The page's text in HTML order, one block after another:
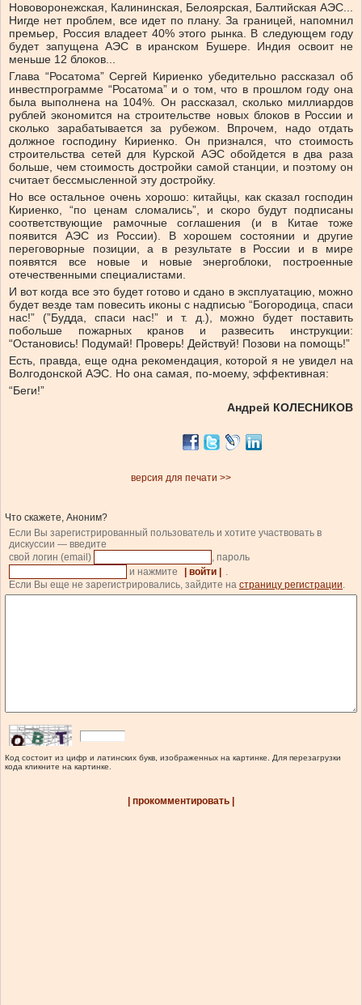
Нововоронежская, Калининская, Белоярская, Балтийская АЭС...
Нигде нет проблем, все идет по плану. За границей, напомнил
премьер, Россия владеет 40% этого рынка. В следующем году
будет запущена АЭС в иранском Бушере. Индия освоит не
меньше 12 блоков...
Глава “Росатома” Сергей Кириенко убедительно рассказал об
инвестпрограмме “Росатома” и о том, что в прошлом году она
была выполнена на 104%. Он рассказал, сколько миллиардов
рублей экономится на строительстве новых блоков в России и
сколько зарабатывается за рубежом. Впрочем, надо отдать
должное господину Кириенко. Он признался, что стоимость
строительства сетей для Курской АЭС обойдется в два раза
больше, чем стоимость достройки самой станции, и поэтому он
считает бессмысленной эту достройку.
Но все остальное очень хорошо: китайцы, как сказал господин
Кириенко, “по ценам сломались”, и скоро будут подписаны
соответствующие рамочные соглашения (и в Китае тоже
появится АЭС из России). В хорошем состоянии и другие
переговорные позиции, а в результате в России и в мире
появятся все новые и новые энергоблоки, построенные
отечественными специалистами.
И вот когда все это будет готово и сдано в эксплуатацию, можно
будет везде там повесить иконы с надписью “Богородица, спаси
нас!” (”Будда, спаси нас!” и т. д.), можно будет поставить
побольше пожарных кранов и развесить инструкции:
“Остановись! Подумай! Проверь! Действуй! Позови на помощь!”
Есть, правда, еще одна рекомендация, которой я не увидел на
Волгодонской АЭС. Но она самая, по-моему, эффективная:
“Беги!”
Андрей КОЛЕСНИКОВ
версия для печати >>
Что скажете, Аноним?
Если Вы зарегистрированный пользователь и хотите участвовать в
дискуссии — введите
свой логин (email)
, пароль
и нажмите
| войти |
.
Если Вы еще не зарегистрировались, зайдите на страницу регистрации.
Код состоит из цифр и латинских букв, изображенных на картинке. Для перезагрузки
кода кликните на картинке.
| прокомментировать |